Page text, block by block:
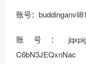
账号：
账号：
C6bN3JEQxnNac